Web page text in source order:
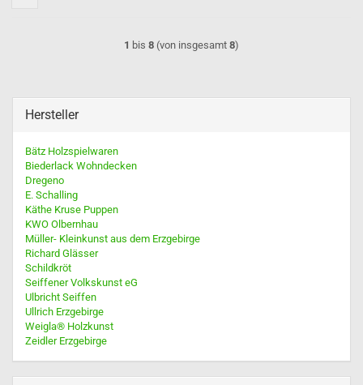
1 bis 8 (von insgesamt 8)
Hersteller
Bätz Holzspielwaren
Biederlack Wohndecken
Dregeno
E. Schalling
Käthe Kruse Puppen
KWO Olbernhau
Müller- Kleinkunst aus dem Erzgebirge
Richard Glässer
Schildkröt
Seiffener Volkskunst eG
Ulbricht Seiffen
Ullrich Erzgebirge
Weigla® Holzkunst
Zeidler Erzgebirge